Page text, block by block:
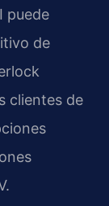
puede
de
clientes de